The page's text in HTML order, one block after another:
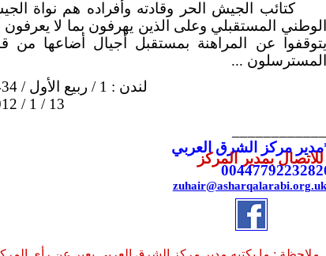
كتائب الجيش الحر وقادته وأفراده هم نواة
الوطني المستقبلي وعلى الذين يهرفون بما لا يعرفون
يتوقفوا عن المراهنة بمستقبل أجيال أضاعها من
المسترسلون ...
لندن : 1 / ربيع الأول / 1434
13 / 1 / 2012
مركز الشرق العربي
للاتصال بمدير المركز
0044779223282
zuhair@asharqalarabi.org.uk